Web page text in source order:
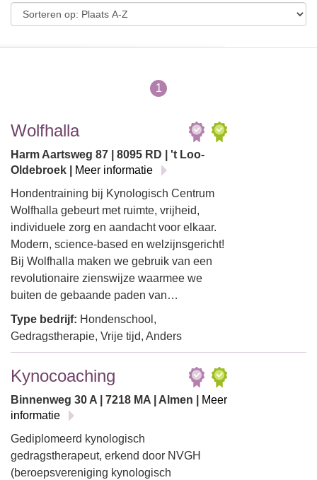
1
Wolfhalla
Harm Aartsweg 87 | 8095 RD | 't Loo-
Oldebroek |
Meer informatie
Hondentraining bij Kynologisch Centrum
Wolfhalla gebeurt met ruimte, vrijheid,
individuele zorg en aandacht voor elkaar.
Modern, science-based en welzijnsgericht!
Bij Wolfhalla maken we gebruik van een
revolutionaire zienswijze waarmee we
buiten de gebaande paden van…
Type bedrijf: Hondenschool,
Gedragstherapie, Vrije tijd, Anders
Kynocoaching
Binnenweg 30 A | 7218 MA | Almen |
Meer
informatie
Gediplomeerd kynologisch
gedragstherapeut, erkend door NVGH
(beroepsvereniging kynologisch